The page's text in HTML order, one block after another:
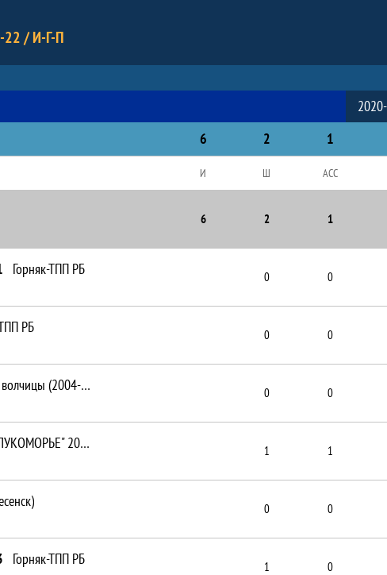
/ И-Г-П
6
2 1
И Ш АСС
6 2 1
Горняк-ТПП РБ 0 0
РБ 0 0
Челябинские волчицы (2004-2006) 0 0
ЖХК "НИКА-ЛУКОМОРЬЕ" 2004 1 1
0 0
Горняк-ТПП РБ 1 0